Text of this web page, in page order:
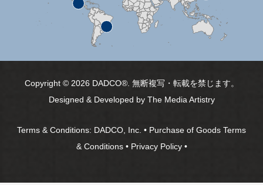
Copyright © 2026 DADCO®. 無断複写・転載を禁じます。
Designed & Developed by The Media Artistry
Terms & Conditions: DADCO, Inc. • Purchase of Goods Terms
& Conditions• Privacy Policy•